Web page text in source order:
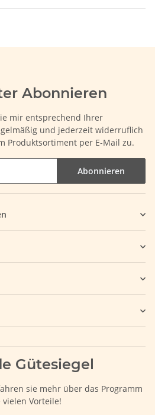
Abonnieren
mir entsprechend Ihrer
und jederzeit widerruflich
Produktsortiment per E-Mail zu.
Abonnieren
Gütesiegel
sie mehr über das Programm
Vorteile!